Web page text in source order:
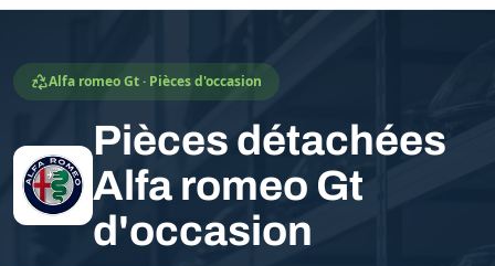
Alfa romeo Gt · Pièces d'occasion
Pièces détachées
Alfa romeo Gt
d'occasion